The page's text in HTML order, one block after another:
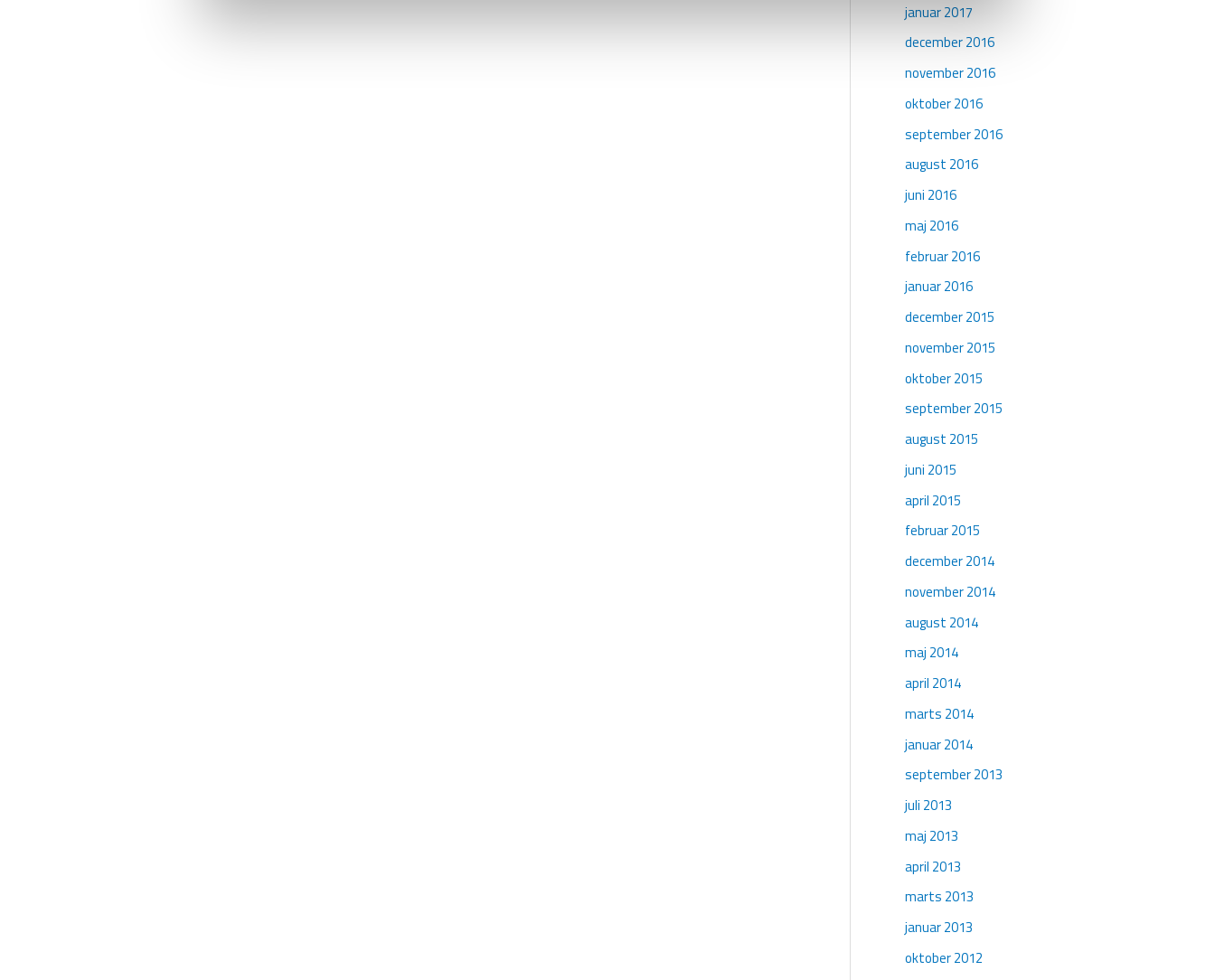
januar 2017
december 2016
november 2016
oktober 2016
september 2016
august 2016
juni 2016
maj 2016
februar 2016
januar 2016
december 2015
november 2015
oktober 2015
september 2015
august 2015
juni 2015
april 2015
februar 2015
december 2014
november 2014
august 2014
maj 2014
april 2014
marts 2014
januar 2014
september 2013
juli 2013
maj 2013
april 2013
marts 2013
januar 2013
oktober 2012